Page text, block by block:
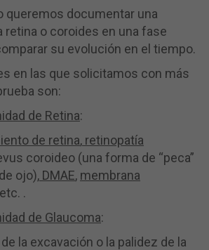
queremos documentar una
retina o coroides en una fase
su evolución en el tiempo.
en las que solicitamos con más
son:
de Retina:
de retina, retinopatía
coroideo (una forma de “peca”
ojo), DMAE, membrana
.
de Glaucoma:
la excavación o la palidez de la